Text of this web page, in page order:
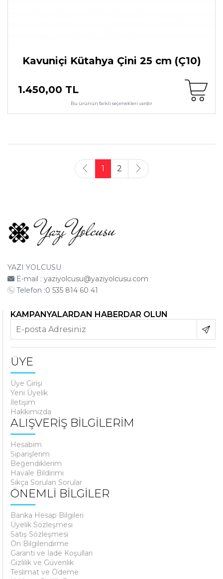
Kavuniçi Kütahya Çini 25 cm (Ç10)
1.450,00 TL
Bu ürünün farklı seçenekleri vardır
1 2
YAZI YOLCUSU
E-mail : yaziyolcusu@yaziyolcusu.com
Telefon :0 535 814 60 41
KAMPANYALARDAN HABERDAR OLUN
ÜYE
Üye Girişi
Yeni Üyelik
İletişim
Hakkımızda
ALIŞVERİŞ BİLGİLERİM
Hesabım
Siparişlerim
Beğendiklerim
Havale Bildirimi
Sıkça Sorulan Sorular
ÖNEMLİ BİLGİLER
Banka Hesap Bilgileri
Üyelik Sözleşmesi
Satış Sözleşmesi
Ön Bilgilendirme
Garanti ve İade Koşulları
Gizlilik ve Güvenlik
Teslimat ve Ödeme